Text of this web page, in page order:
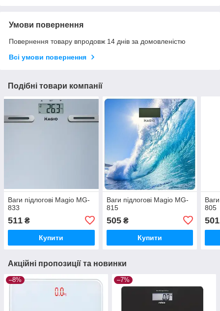
Умови повернення
Повернення товару впродовж 14 днів за домовленістю
Всі умови повернення
Подібні товари компанії
Ваги підлогові Magio MG-
833
511 ₴
Купити
Ваги підлогові Magio MG-
815
505₴
Купити
805
501
Акційні пропозиції та новинки
–8% –7%